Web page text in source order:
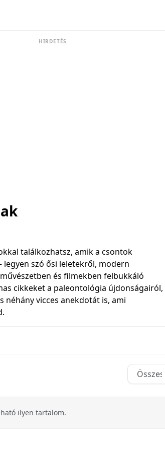
HIRDETÉS
találkozhatsz, amik a csontok
szó ősi leletekről, modern
és filmekben felbukkáló
cikkeket a paleontológia újdonságairól,
néhány vicces anekdotát is, ami
ilyen tartalom.